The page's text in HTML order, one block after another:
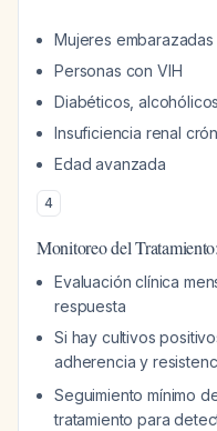
Mujeres
Personas con VIH
Diabéticos,
Insuficiencia renal
Edad avanzada
4
Monitoreo del Tratamiento:
Evaluación clínica
respuesta
Si hay cultivos
adherencia y
Seguimiento mínimo
tratamiento para